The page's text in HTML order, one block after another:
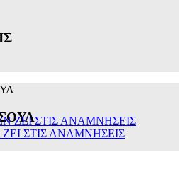
ΣΤΙΣ ΑΝΑΜΝΗΣΕΙΣ